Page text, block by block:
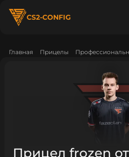
CS2-CONFIG
Главная Прицелы
Прицел frozen